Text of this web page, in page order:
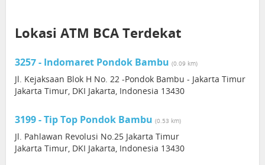
Lokasi ATM BCA Terdekat
3257 - Indomaret Pondok Bambu (0.09 km)
Jl. Kejaksaan Blok H No. 22 -Pondok Bambu - Jakarta Timur
Jakarta Timur, DKI Jakarta, Indonesia 13430
3199 - Tip Top Pondok Bambu (0.53 km)
Jl. Pahlawan Revolusi No.25 Jakarta Timur
Jakarta Timur, DKI Jakarta, Indonesia 13430